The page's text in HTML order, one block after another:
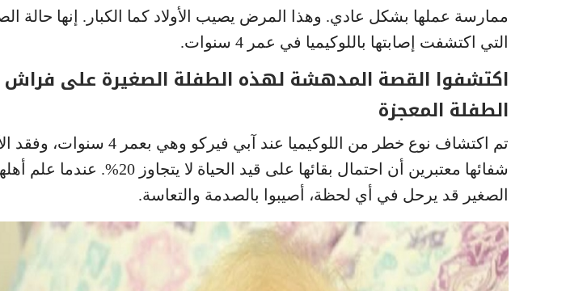
ممارسة عملها بشكل عادي. وهذا المرض يصيب الأولاد كما الكبار. إنها حالة
التي اكتشفت إصابتها باللوكيميا في عمر 4 سنوات.
اكتشفوا القصة المدهشة لهذه الطفلة الصغيرة على فراش
الطفلة المعجزة
تم اكتشاف نوع خطر من اللوكيميا عند آبي
شفائها معتبرين أن احتمال بقائها على قيد الحياة لا
الصغير قد يرحل في أي لحظة، أصيبوا بالصدمة والتعاسة.